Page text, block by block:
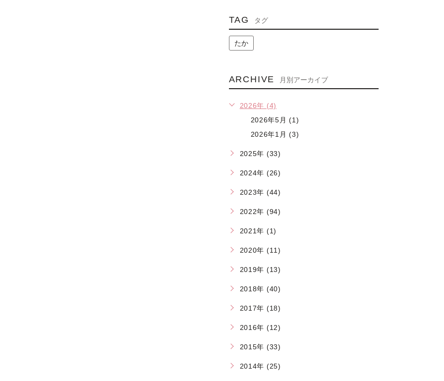
TAG タグ
たか
ARCHIVE 月別アーカイブ
2026年 (4)
2026年5月 (1)
2026年1月 (3)
2025年 (33)
2024年 (26)
2023年 (44)
2022年 (94)
2021年 (1)
2020年 (11)
2019年 (13)
2018年 (40)
2017年 (18)
2016年 (12)
2015年 (33)
2014年 (25)